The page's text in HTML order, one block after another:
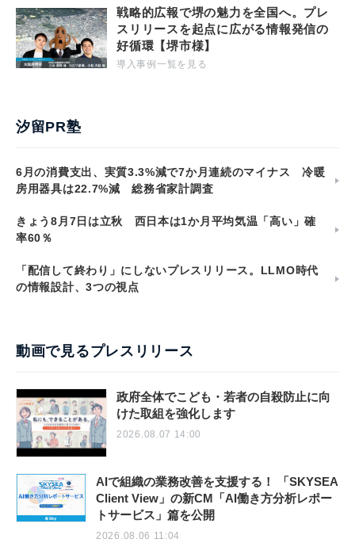
戦略的広報で堺の魅力を全国へ。プレ
スリリースを起点に広がる情報発信の
好循環【堺市様】
導入事例一覧を見る
汐留PR塾
6月の消費支出、実質3.3%減で7か月連続のマイナス 冷暖
房用器具は22.7%減 総務省家計調査
きょう8月7日は立秋 西日本は1か月平均気温「高い」確
率60％
「配信して終わり」にしないプレスリリース。LLMO時代
の情報設計、3つの視点
動画で見るプレスリリース
政府全体でこども・若者の自殺防止に向
けた取組を強化します
2026.08.07 14:00
AIで組織の業務改善を支援する！ 「SKYSEA
Client View」の新CM「AI働き方分析レポー
トサービス」篇を公開
2026.08.06 11:04